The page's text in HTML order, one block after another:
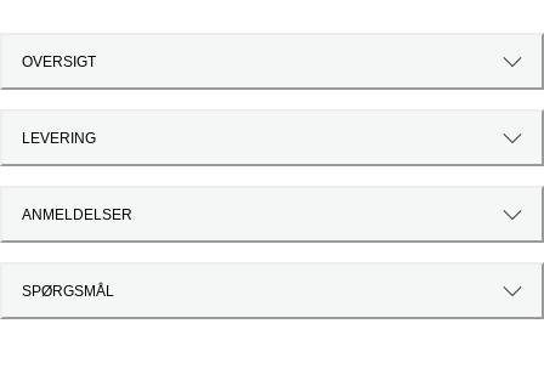
OVERSIGT
LEVERING
ANMELDELSER
SPØRGSMÅL